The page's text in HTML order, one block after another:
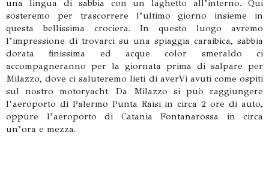
una lingua di sabbia con un laghetto all’interno. Qui
sosteremo per trascorrere l’ultimo giorno insieme in
questa bellissima crociera. In questo luogo avremo
l’impressione di trovarci su una spiaggia caraibica, sabbia
dorata finissima ed acque color smeraldo ci
accompagneranno per la giornata prima di salpare per
Milazzo, dove ci saluteremo lieti di averVi avuti come ospiti
sul nostro motoryacht. Da Milazzo si può raggiungere
l’aeroporto di Palermo Punta Raisi in circa 2 ore di auto,
oppure l’aeroporto di Catania Fontanarossa in circa
un’ora e mezza.